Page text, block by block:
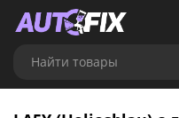
Найти товары